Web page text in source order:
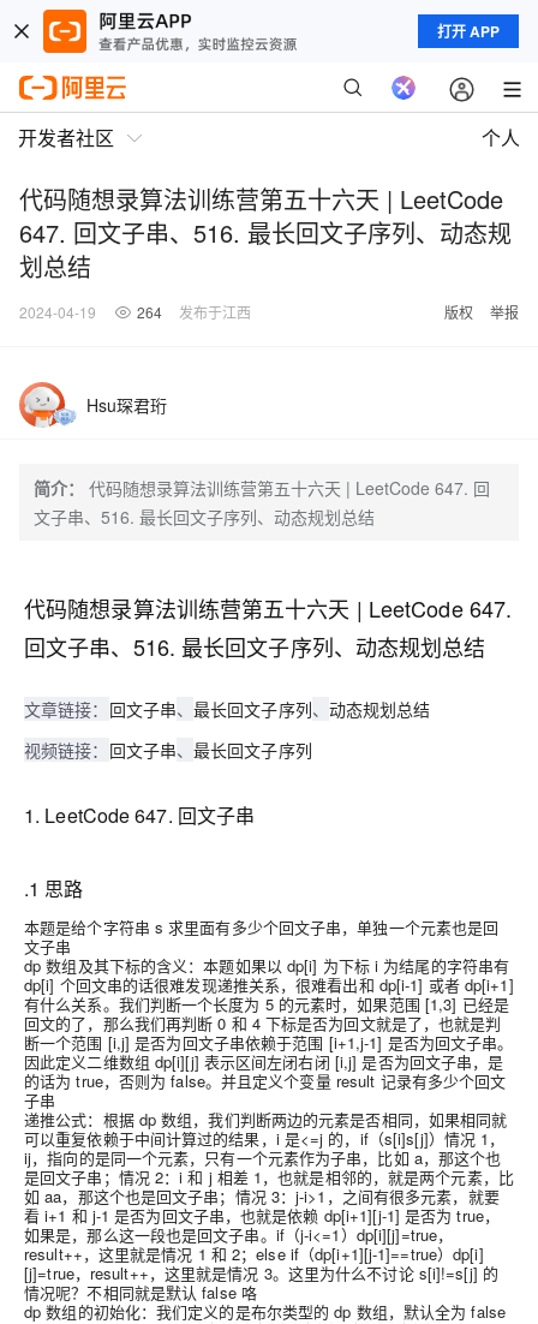
打开 APP
开发者社区 个人
代码随想录算法训练营第五十六天 | LeetCode
647. 回文子串、516. 最长回文子序列、动态规
划总结
2024-04-19 264 发布于江西 版权 举报
Hsu琛君珩
简介：
代码随想录算法训练营第五十六天 | LeetCode 647. 回
文子串、516. 最长回文子序列、动态规划总结
代码随想录算法训练营第五十六天 | LeetCode 647.
回文子串、516. 最长回文子序列、动态规划总结
文章链接： 回文子串、最长回文子序列、 动态规划总结
视频链接： 回文子串、最长回文子序列
1. LeetCode 647. 回文子串
.1 思路
本题是给个字符串 s 求里面有多少个回文子串，单独一个元素也是回
文子串
dp 数组及其下标的含义：本题如果以 dp[i] 为下标 i 为结尾的字符串有
dp[i] 个回文串的话很难发现递推关系，很难看出和 dp[i-1] 或者 dp[i+1]
有什么关系。我们判断一个长度为 5 的元素时，如果范围 [1,3] 已经是
回文的了，那么我们再判断 0 和 4 下标是否为回文就是了，也就是判
断一个范围 [i,j] 是否为回文子串依赖于范围 [i+1,j-1] 是否为回文子串。
因此定义二维数组 dp[i][j] 表示区间左闭右闭 [i,j] 是否为回文子串，是
的话为 true，否则为 false。并且定义个变量 result 记录有多少个回文
子串
递推公式：根据 dp 数组，我们判断两边的元素是否相同，如果相同就
可以重复依赖于中间计算过的结果，i 是<=j 的，if（s[i]s[j]）情况 1，
ij，指向的是同一个元素，只有一个元素作为子串，比如 a，那这个也
是回文子串；情况 2：i 和 j 相差 1，也就是相邻的，就是两个元素，比
如 aa，那这个也是回文子串；情况 3：j-i>1，之间有很多元素，就要
看 i+1 和 j-1 是否为回文子串，也就是依赖 dp[i+1][j-1] 是否为 true，
如果是，那么这一段也是回文子串。if（j-i<=1）dp[i][j]=true，
result++，这里就是情况 1 和 2；else if（dp[i+1][j-1]==true）dp[i]
[j]=true，result++，这里就是情况 3。这里为什么不讨论 s[i]!=s[j] 的
情况呢？不相同就是默认 false 咯
dp 数组的初始化：我们定义的是布尔类型的 dp 数组，默认全为 false